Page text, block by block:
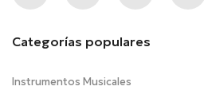
Categorías populares
Instrumentos Musicales